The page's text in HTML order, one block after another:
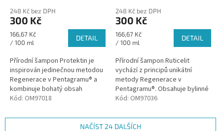
248 Kč bez DPH
300 Kč
Měrná
cena:
166,67 Kč
/ 100 ml
DETAIL
Přírodní šampon Protektin je
inspirován jedinečnou metodou
Regenerace v Pentagramu® a
kombinuje bohatý obsah
bylinných extraktů, čistých
z...
Kód: OM97018
248 Kč bez DPH
300 Kč
Měrná
cena:
166,67 Kč
/ 100 ml
DETAIL
Přírodní šampon Ruticelit
vychází z principů unikátní
metody Regenerace v
Pentagramu®. Obsahuje bylinné
extrakty, čisté přírodní silice a
Podhájska.
Kód: OM97036
NAČÍST 24 DALŠÍCH